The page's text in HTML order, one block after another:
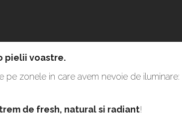
pielii voastre.
zonele in care avem nevoie de iluminare:
de fresh, natural si radiant!